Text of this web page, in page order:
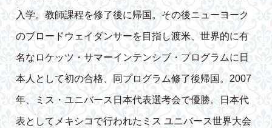
入学。教師課程を修了後に帰国。その後ニューヨーク
のブロードウェイダンサーを目指し渡米、世界的に有
名なロケッツ・サマーインテンシブ・プログラムに日
本人として初の合格、同プログラム修了後帰国。2007
年、ミス・ユニバース日本代表選考会で優勝。日本代
表としてメキシコで行われたミス ユニバース世界大会